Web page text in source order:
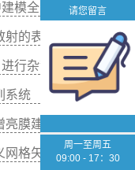
模全息图
的表面
行杂散光分析
系统
膜建立模型
网格矢高表面
请您留言
周一至周五
09:00 - 17：30